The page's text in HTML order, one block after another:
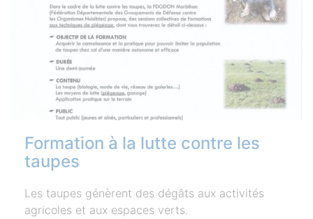
Formation à la lutte contre les
taupes
Les taupes génèrent des dégâts aux activités
agricoles et aux espaces verts.